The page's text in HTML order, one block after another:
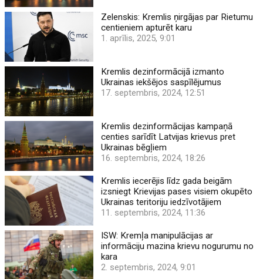
Zelenskis: Kremlis ņirgājas par Rietumu
centieniem apturēt karu
1. aprīlis, 2025, 9:01
Kremlis dezinformācijā izmanto
Ukrainas iekšējos saspīlējumus
17. septembris, 2024, 12:51
Kremlis dezinformācijas kampaņā
centies sarīdīt Latvijas krievus pret
Ukrainas bēgļiem
16. septembris, 2024, 18:26
Kremlis iecerējis līdz gada beigām
izsniegt Krievijas pases visiem okupēto
Ukrainas teritoriju iedzīvotājiem
11. septembris, 2024, 11:36
ISW: Kremļa manipulācijas ar
informāciju mazina krievu nogurumu no
kara
2. septembris, 2024, 9:01